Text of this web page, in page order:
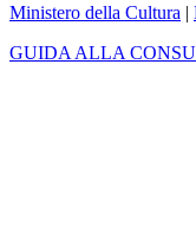
Ministero della Cultura |
GUIDA ALLA